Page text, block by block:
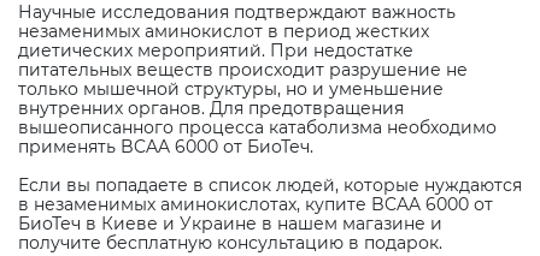
Научные исследования подтверждают важность
незаменимых аминокислот в период жестких
диетических мероприятий. При недостатке
питательных веществ происходит разрушение не
только мышечной структуры, но и уменьшение
внутренних органов. Для предотвращения
вышеописанного процесса катаболизма необходимо
применять BCAA 6000 от БиоТеч.
Если вы попадаете в список людей, которые нуждаются
в незаменимых аминокислотах, купите BCAA 6000 от
БиоТеч в Киеве и Украине в нашем магазине и
получите бесплатную консультацию в подарок.